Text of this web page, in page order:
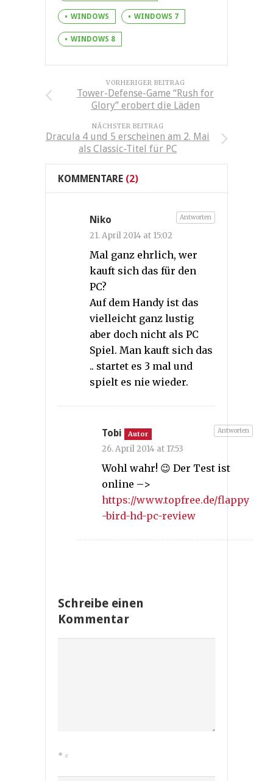
WINDOWS WINDOWS 7
WINDOWS 8
VORHERIGER BEITRAG
Tower-Defense-Game “Rush for
Glory” erobert die Läden
NÄCHSTER BEITRAG
Dracula 4 und 5 erscheinen am 2. Mai
als Classic-Titel für PC
KOMMENTARE (2)
Niko
21. April 2014 at 15:02
Mal ganz ehrlich, wer
kauft sich das für den
PC?
Auf dem Handy ist das
vielleicht ganz lustig
aber doch nicht als PC
Spiel. Man kauft sich das
.. startet es 3 mal und
spielt es nie wieder.
Antworten
Tobi Autor
26. April 2014 at 17:53
Wohl wahr! 😉 Der Test ist
online –>
https://www.topfree.de/flappy
-bird-hd-pc-review
Antworten
Schreibe einen
Kommentar
* =